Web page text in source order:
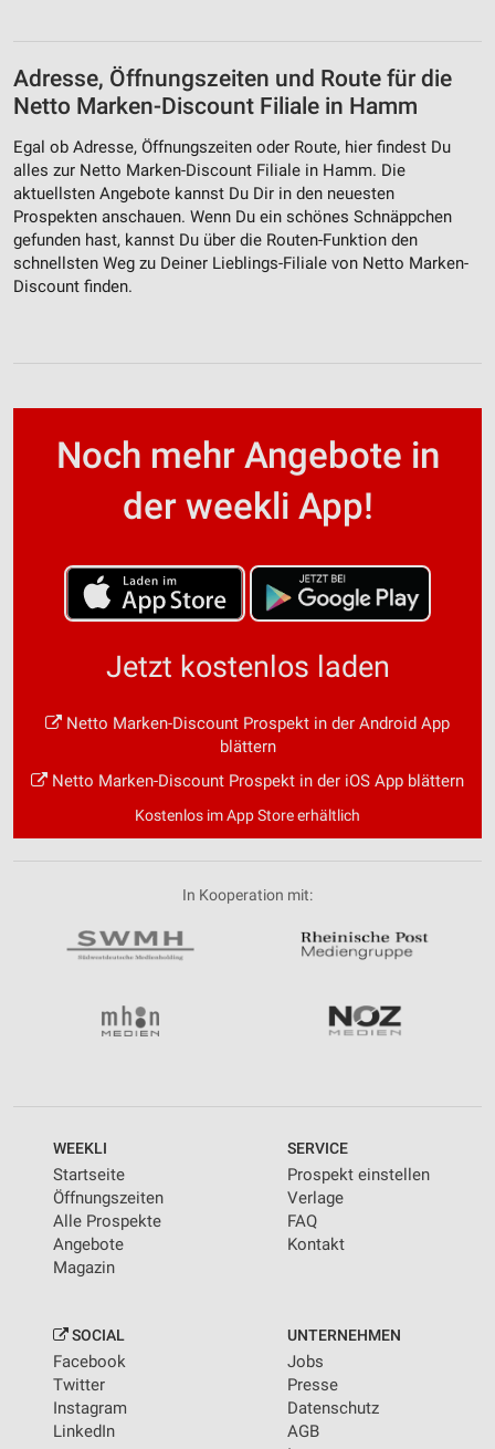
Adresse, Öffnungszeiten und Route für die
Netto Marken-Discount Filiale in Hamm
Egal ob Adresse, Öffnungszeiten oder Route, hier findest Du
alles zur Netto Marken-Discount Filiale in Hamm. Die
aktuellsten Angebote kannst Du Dir in den neuesten
Prospekten anschauen. Wenn Du ein schönes Schnäppchen
gefunden hast, kannst Du über die Routen-Funktion den
schnellsten Weg zu Deiner Lieblings-Filiale von Netto Marken-
Discount finden.
Noch mehr Angebote in
der weekli App!
Jetzt kostenlos laden
Netto Marken-Discount Prospekt in der Android App
blättern
Netto Marken-Discount Prospekt in der iOS App blättern
Kostenlos im App Store erhältlich
In Kooperation mit:
WEEKLI
Startseite
Öffnungszeiten
Alle Prospekte
Angebote
Magazin
SERVICE
Prospekt einstellen
Verlage
FAQ
Kontakt
SOCIAL
Facebook
Twitter
Instagram
LinkedIn
UNTERNEHMEN
Jobs
Presse
Datenschutz
AGB